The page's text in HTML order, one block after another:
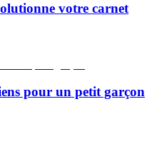
votre carnet
pour un petit garçon